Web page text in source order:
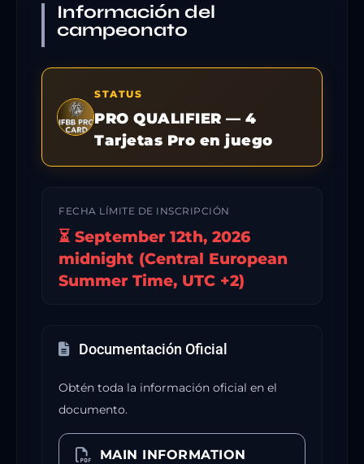
Información del
campeonato
STATUS
PRO QUALIFIER — 4
Tarjetas Pro en juego
FECHA LÍMITE DE INSCRIPCIÓN
⏳ September 12th, 2026
midnight (Central European
Summer Time, UTC +2)
Documentación Oficial
Obtén toda la información oficial en el
documento.
MAIN INFORMATION